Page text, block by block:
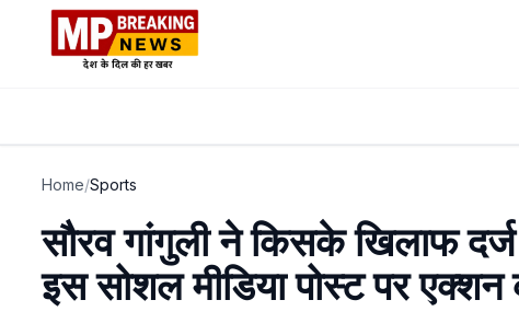
Home/Sports
सौरव गांगुली ने किसके खिलाफ
इस सोशल मीडिया पोस्ट पर एक्शन